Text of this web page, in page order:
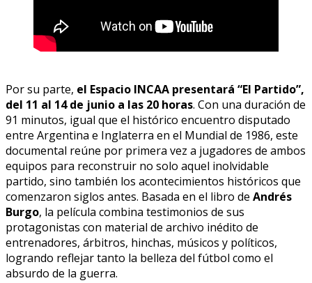
Por su parte, el Espacio INCAA presentará “El Partido”,
del 11 al 14 de junio a las 20 horas. Con una duración de
91 minutos, igual que el histórico encuentro disputado
entre Argentina e Inglaterra en el Mundial de 1986, este
documental reúne por primera vez a jugadores de ambos
equipos para reconstruir no solo aquel inolvidable
partido, sino también los acontecimientos históricos que
comenzaron siglos antes. Basada en el libro de Andrés
Burgo, la película combina testimonios de sus
protagonistas con material de archivo inédito de
entrenadores, árbitros, hinchas, músicos y políticos,
logrando reflejar tanto la belleza del fútbol como el
absurdo de la guerra.